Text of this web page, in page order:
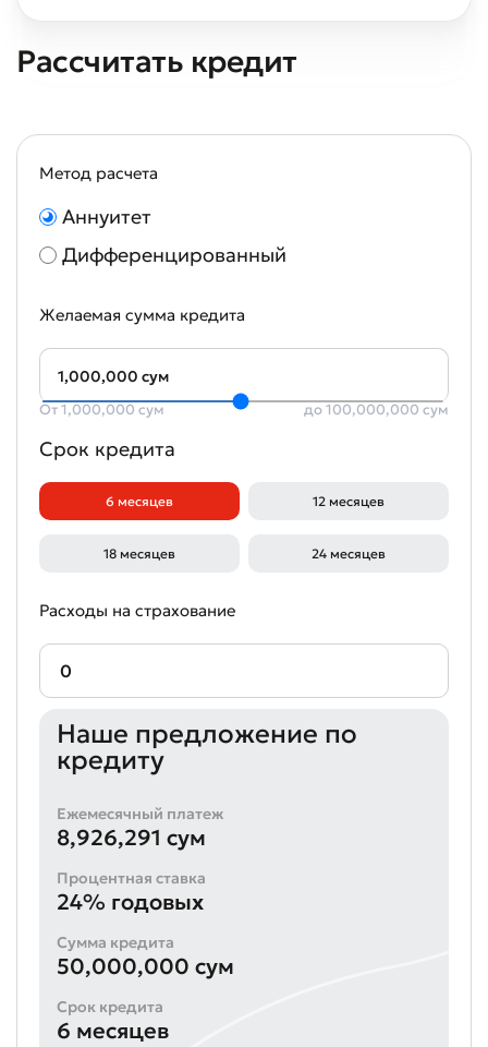
Рассчитать кредит
Метод расчета
Аннуитет
Дифференцированный
Желаемая сумма кредита
1,000,000 сум
От 1,000,000 сум до 100,000,000 сум
Срок кредита
6 месяцев 12 месяцев
18 месяцев 24 месяцев
Расходы на страхование
Наше предложение по
кредиту
Ежемесячный платеж
8,926,291 сум
Процентная ставка
24% годовых
Сумма кредита
50,000,000 сум
Срок кредита
6 месяцев